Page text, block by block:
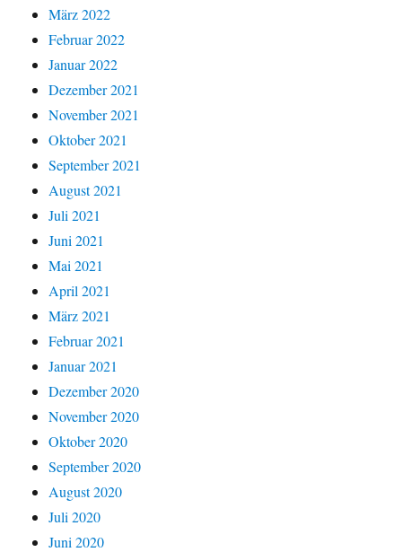
März 2022
Februar 2022
Januar 2022
Dezember 2021
November 2021
Oktober 2021
September 2021
August 2021
Juli 2021
Juni 2021
Mai 2021
April 2021
März 2021
Februar 2021
Januar 2021
Dezember 2020
November 2020
Oktober 2020
September 2020
August 2020
Juli 2020
Juni 2020